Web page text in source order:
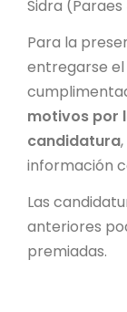
Sidra (Paraes
Para la
entregarse
motivos por
candidatura
información
Las
anteriores
premiadas.